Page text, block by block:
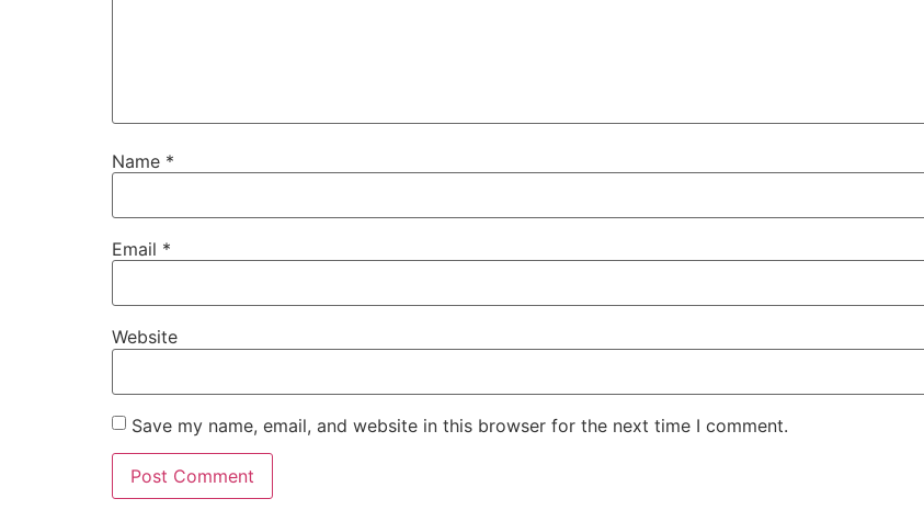
Name *
Email *
Website
Save my name, email, and website in this browser for the next time I comment.